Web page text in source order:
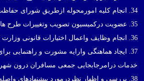
34. انجام کلیه امورمحوله ازطریق شورای حفاظت منابع آب استان و شورایعالی آب موضوع بند 6 مصوبه سال1387 هیات وزیران .
35. عضویت درکمیسیون تصویب وتغییرات طرح های هادی روستایی موضوع بند ف ماده 194 قانون برنامه پنجم توسعه .
36. انجام وظایف واعمال اختیارات قانونی وزارت کشوردرزمینه امورمربوط به حمل ونقل وترافیک استان وشهرمرکزاستان .
37. ایجاد هماهنگی وارایه مشورت و راهنمایی
خدمات درامرجابجایی جمعی مسافران درون
38. بررسی و اظهار نظردرمورد پیشنهادهای